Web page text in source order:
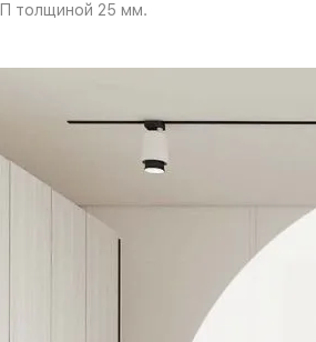
толщиной 25 мм.